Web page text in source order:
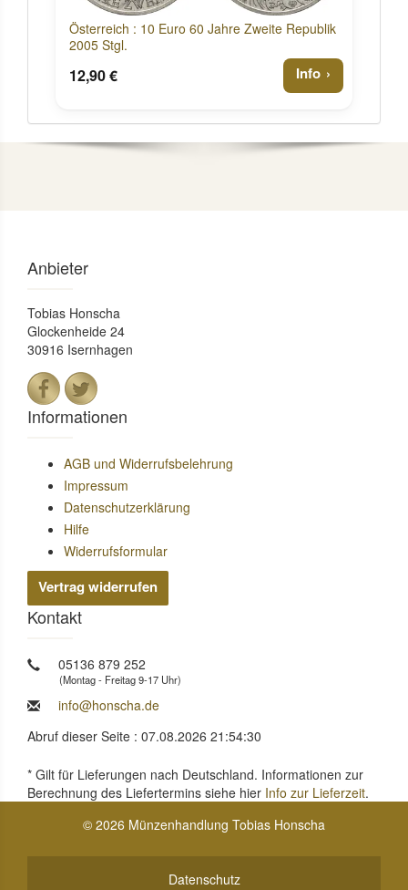
Österreich : 10 Euro 60 Jahre Zweite Republik
2005 Stgl.
12,90 € Info
Anbieter
Tobias Honscha
Glockenheide 24
30916 Isernhagen
Informationen
AGB und Widerrufsbelehrung
Impressum
Datenschutzerklärung
Hilfe
Widerrufsformular
Vertrag widerrufen
Kontakt
05136 879 252
(Montag - Freitag 9-17 Uhr)
info@honscha.de
Abruf dieser Seite : 07.08.2026 21:54:30
* Gilt für Lieferungen nach Deutschland. Informationen zur
Berechnung des Liefertermins siehe hier Info zur Lieferzeit.
© 2026 Münzenhandlung Tobias Honscha
Datenschutz